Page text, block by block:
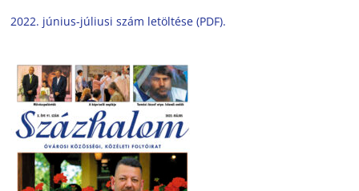
2022. június-júliusi szám letöltése (PDF).